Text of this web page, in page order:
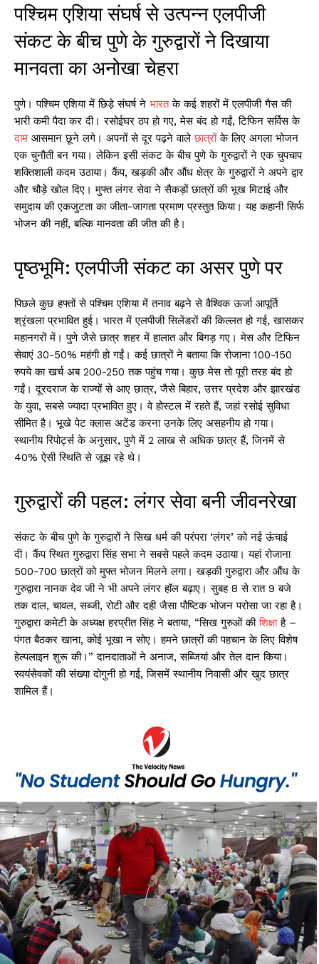
पश्चिम एशिया संघर्ष से उत्पन्न एलपीजी
संकट के बीच पुणे के गुरुद्वारों ने दिखाया
मानवता का अनोखा चेहरा
पुणे। पश्चिम एशिया में छिड़े संघर्ष ने भारतके कई शहरों में एलपीजी गैस की
भारी कमी पैदा कर दी। रसोईघर ठप हो गए, मेस बंद हो गईं, टिफिन सर्विस के
दाम आसमान छूने लगे। अपनों से दूर पढ़ने वालेछात्रोंके लिए अगला भोजन
एक चुनौती बन गया। लेकिन इसी संकट के बीच पुणे के गुरुद्वारों ने एक चुपचाप
शक्तिशाली कदम उठाया। कैंप, खड़की और औंध क्षेत्र के गुरुद्वारों ने अपने द्वार
और चौड़े खोल दिए। मुफ्त लंगर सेवा ने सैकड़ों छात्रों की भूख मिटाई और
समुदाय की एकजुटता का जीता-जागता प्रमाण प्रस्तुत किया। यह कहानी सिर्फ
भोजन की नहीं, बल्कि मानवता की जीत की है।
पृष्ठभूमि: एलपीजी संकट का असर पुणे पर
पिछले कुछ हफ्तों से पश्चिम एशिया में तनाव बढ़ने से वैश्विक ऊर्जा आपूर्ति
श्रृंखला प्रभावित हुई। भारत में एलपीजी सिलेंडरों की किल्लत हो गई, खासकर
महानगरों में। पुणे जैसे छात्र शहर में हालात और बिगड़ गए। मेस और टिफिन
सेवाएं 30-50% महंगी हो गईं। कई छात्रों ने बताया कि रोजाना 100-150
रुपये का खर्च अब 200-250 तक पहुंच गया। कुछ मेस तो पूरी तरह बंद हो
गईं। दूरदराज के राज्यों से आए छात्र, जैसे बिहार, उत्तर प्रदेश और झारखंड
के युवा, सबसे ज्यादा प्रभावित हुए। वे होस्टल में रहते हैं, जहां रसोई सुविधा
सीमित है। भूखे पेट क्लास अटेंड करना उनके लिए असहनीय हो गया।
स्थानीय रिपोर्ट्स के अनुसार, पुणे में 2 लाख से अधिक छात्र हैं, जिनमें से
40% ऐसी स्थिति से जूझ रहे थे।
गुरुद्वारों की पहल: लंगर सेवा बनी जीवनरेखा
संकट के बीच पुणे के गुरुद्वारों ने सिख धर्म की परंपरा ‘लंगर’ को नई ऊंचाई
दी। कैंप स्थित गुरुद्वारा सिंह सभा ने सबसे पहले कदम उठाया। यहां रोजाना
500-700 छात्रों को मुफ्त भोजन मिलने लगा। खड़की गुरुद्वारा और औंध के
गुरुद्वारा नानक देव जी ने भी अपने लंगर हॉल बढ़ाए। सुबह 8 से रात 9 बजे
तक दाल, चावल, सब्जी, रोटी और दही जैसा पौष्टिक भोजन परोसा जा रहा है।
गुरुद्वारा कमेटी के अध्यक्ष हरप्रीत सिंह ने बताया, “सिख गुरुओं कीशिक्षाहै –
पंगत बैठकर खाना, कोई भूखा न सोए। हमने छात्रों की पहचान के लिए विशेष
हेल्पलाइन शुरू की।” दानदाताओं ने अनाज, सब्जियां और तेल दान किया।
स्वयंसेवकों की संख्या दोगुनी हो गई, जिसमें स्थानीय निवासी और खुद छात्र
शामिल हैं।